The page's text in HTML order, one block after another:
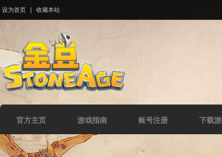
设为首页 收藏本站
官方主页 游戏指南 账号注册 下载